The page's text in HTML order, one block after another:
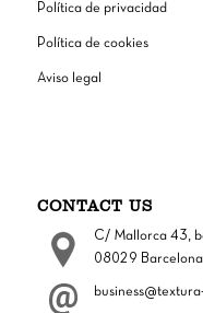
Política de privacidad
Política de cookies
Aviso legal
CONTACT US
C/ Mallorca 43,
08029 Barcelona